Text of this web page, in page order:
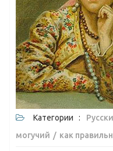
Категории :
могучий
как